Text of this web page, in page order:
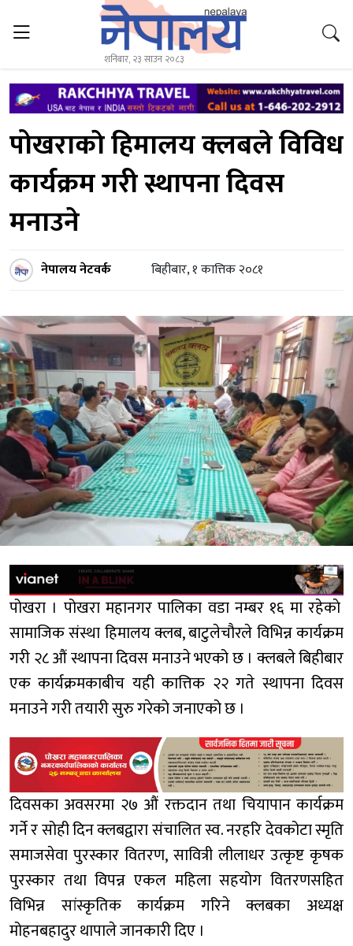
शनिबार, २३ साउन २०८३
पोखराकाे हिमालय क्लबले विविध
कार्यक्रम गरी स्थापना दिवस
मनाउने
नेपालय नेटवर्क बिहीबार, १ कात्तिक २०८१
पोखरा । पोखरा महानगर पालिका वडा नम्बर १६ मा रहेकाे
सामाजिक संस्था हिमालय क्लब, बाटुलेचौरले विभिन्न कार्यक्रम
गरी २८ औं स्थापना दिवस मनाउने भएको छ । क्लबले बिहीबार
एक कार्यक्रमकाबीच यही कात्तिक २२ गते स्थापना दिवस
मनाउने गरी तयारी सुरु गरेको जनाएको छ ।
दिवसका अवसरमा २७ औं रक्तदान तथा चियापान कार्यक्रम
गर्ने र सोही दिन क्लबद्वारा संचालित स्व. नरहरि देवकोटा स्मृति
समाजसेवा पुरस्कार वितरण, सावित्री लीलाधर उत्कृष्ट कृषक
पुरस्कार तथा विपन्न एकल महिला सहयोग वितरणसहित
विभिन्न सांस्कृतिक कार्यक्रम गरिने क्लबका अध्यक्ष
मोहनबहादुर थापाले जानकारी दिए ।